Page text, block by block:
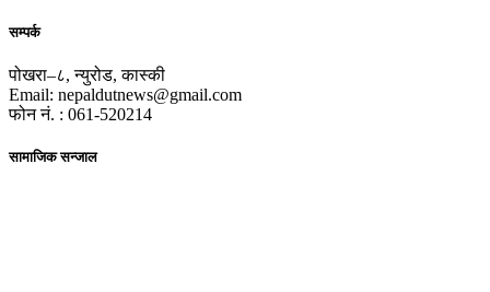
सम्पर्क
पोखरा–८, न्युरोड, कास्की
Email: nepaldutnews@gmail.com
फोन नं. : 061-520214
सामाजिक सन्जाल